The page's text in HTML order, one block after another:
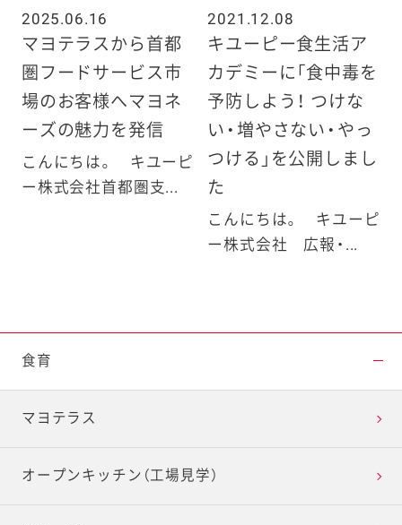
2025.06.16
マヨテラスから首都
圏フードサービス市
場のお客様へマヨネ
ーズの魅力を発信
こんにちは。 キユーピ
ー株式会社首都圏支...
2021.12.08
キユーピー食生活ア
カデミーに「食中毒を
予防しよう！ つけな
い・増やさない・やっ
つける」を公開しまし
た
こんにちは。 キユーピ
ー株式会社 広報・...
食育
マヨテラス
オープンキッチン（工場見学）